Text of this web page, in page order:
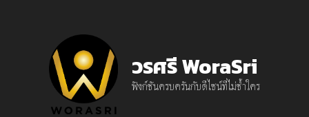
วรศรี WoraSri
ฟังก์ชันครบครันกับดีไซน์ที่ไม่ซ้ำใคร